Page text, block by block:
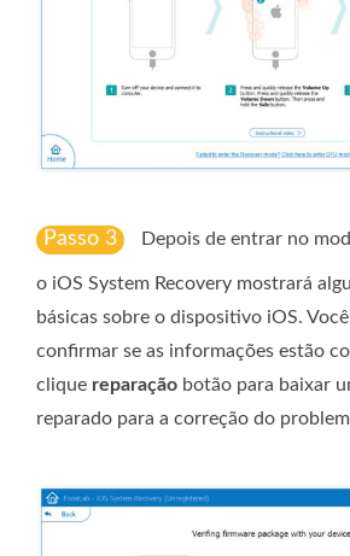
Passo 3 Depois de entrar no
o iOS System Recovery mostrará
básicas sobre o dispositivo iOS.
confirmar se as informações estão
clique reparação botão para baixar
reparado para a correção do